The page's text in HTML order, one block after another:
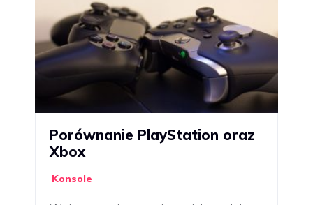
Porównanie PlayStation oraz
Xbox
Konsole